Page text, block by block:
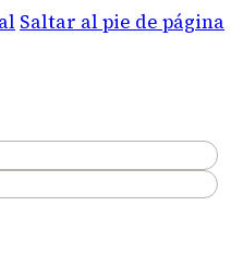
Saltar al pie de página